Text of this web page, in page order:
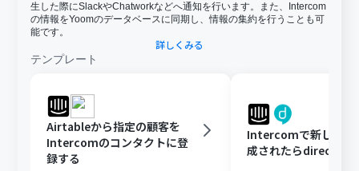
生した際にSlackやChatworkなどへ通知を行います。また、Intercom
の情報をYoomのデータベースに同期し、情報の集約を行うことも可
能です。
詳しくみる
テンプレート
Airtableから指定の顧客を
Intercomのコンタクトに登
録する
Intercomで新しく会
成されたらdirectに